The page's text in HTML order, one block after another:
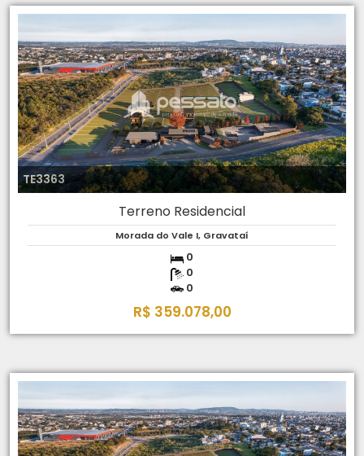
TE3363
Terreno Residencial
Morada do Vale I, Gravataí
0
0
0
R$ 359.078,00